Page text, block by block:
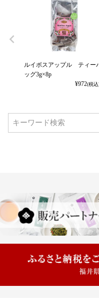
ルイボスアップル ティー
ッグ3g×8p
¥972(税